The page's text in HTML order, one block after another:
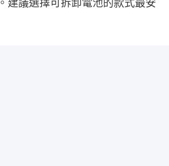
建議選擇可拆卸電池的款式最安